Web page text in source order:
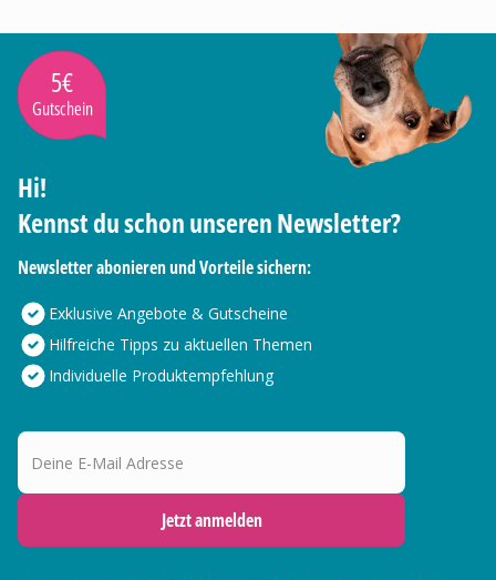
5€
Gutschein
Hi!
Kennst du schon unseren Newsletter?
Newsletter abonieren und Vorteile sichern:
Exklusive Angebote & Gutscheine
Hilfreiche Tipps zu aktuellen Themen
Individuelle Produktempfehlung
Deine E-Mail Adresse
Jetzt anmelden